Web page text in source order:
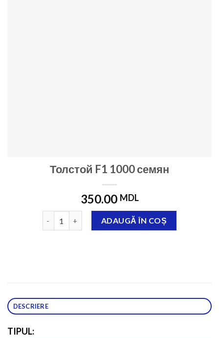
Толстой F1 1000 семян
350.00 MDL
Cantitate Толстой F1 1000 семян
ADAUGĂ ÎN COȘ
DESCRIERE
TIPUL: